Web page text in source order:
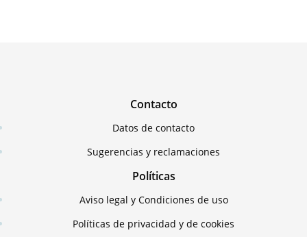
Contacto
Datos de contacto
Sugerencias y reclamaciones
Políticas
Aviso legal y Condiciones de uso
Políticas de privacidad y de cookies